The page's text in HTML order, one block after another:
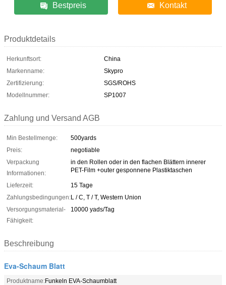
Bestpreis Kontakt
Produktdetails
Herkunftsort:
China
Markenname:
Skypro
Zertifizierung:
SGS/ROHS
Modellnummer:
SP1007
Zahlung und Versand AGB
Min Bestellmenge:
500yards
Preis:
negotiable
Verpackung
Informationen:
in den Rollen oder in den flachen Blättern innerer
PET-Film +outer gesponnene Plastiktaschen
Lieferzeit:
15 Tage
Zahlungsbedingungen:L / C, T / T, Western Union
Versorgungsmaterial-
Fähigkeit:
10000 yads/Tag
Beschreibung
Eva-Schaum Blatt
Produktname:Funkeln EVA-Schaumblatt